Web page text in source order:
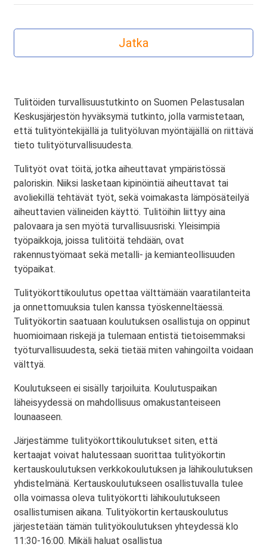
Tulitöiden turvallisuustutkinto on Suomen Pelastusalan
Keskusjärjestön hyväksymä tutkinto, jolla varmistetaan,
että tulityöntekijällä ja tulityöluvan myöntäjällä on riittävä
tieto tulityöturvallisuudesta.
Tulityöt ovat töitä, jotka aiheuttavat ympäristössä
paloriskin. Niiksi lasketaan kipinöintiä aiheuttavat tai
avoliekillä tehtävät työt, sekä voimakasta lämpösäteilyä
aiheuttavien välineiden käyttö. Tulitöihin liittyy aina
palovaara ja sen myötä turvallisuusriski. Yleisimpiä
työpaikkoja, joissa tulitöitä tehdään, ovat
rakennustyömaat sekä metalli- ja kemianteollisuuden
työpaikat.
Tulityökorttikoulutus opettaa välttämään vaaratilanteita
ja onnettomuuksia tulen kanssa työskenneltäessä.
Tulityökortin saatuaan koulutuksen osallistuja on oppinut
huomioimaan riskejä ja tulemaan entistä tietoisemmaksi
työturvallisuudesta, sekä tietää miten vahingoilta voidaan
välttyä.
Koulutukseen ei sisälly tarjoiluita. Koulutuspaikan
läheisyydessä on mahdollisuus omakustanteiseen
lounaaseen.
Järjestämme tulityökorttikoulutukset siten, että
kertaajat voivat halutessaan suorittaa tulityökortin
kertauskoulutuksen verkkokoulutuksen ja lähikoulutuksen
yhdistelmänä. Kertauskoulutukseen osallistuvalla tulee
olla voimassa oleva tulityökortti lähikoulutukseen
osallistumisen aikana. Tulityökortin kertauskoulutus
järjestetään tämän tulityökoulutuksen yhteydessä klo
11:30-16:00. Mikäli haluat osallistua